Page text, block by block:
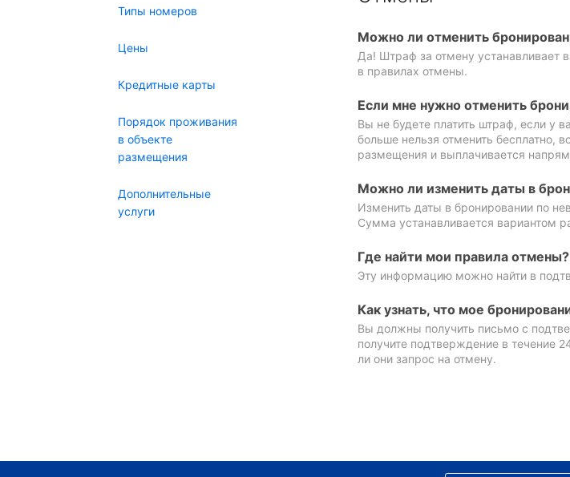
Типы номеров
Цены
Кредитные карты
Порядок проживания
в объекте
размещения
Дополнительные
услуги
Можно ли отменить
Да! Штраф за отмену устанавливает
в правилах отмены.
Если мне нужно отменить
Вы не будете платить штраф, если у
больше нельзя отменить бесплатно,
размещения и выплачивается
Можно ли изменить даты в
Изменить даты в бронировании по
Сумма устанавливается вариантом
Где найти мои правила отмены?
Эту информацию можно найти в
Как узнать, что мое
Вы должны получить письмо с
получите подтверждение в течение
ли они запрос на отмену.